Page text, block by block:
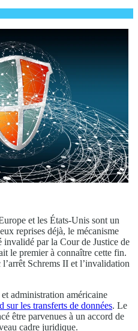
et les États-Unis sont un
reprises déjà, le mécanisme
invalidé par la Cour de Justice de
le premier à connaître cette fin.
Schrems II et l’invalidation
administration américaine
sur les transferts de données. Le
être parvenues à un accord de
cadre juridique.